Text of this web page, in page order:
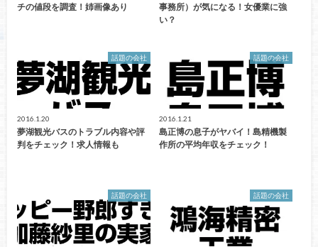
チの値段を調査！姉画像あり
事務所）が気になる！女優業に強
い？
話題の会社
2016.1.20
夢湖観光バスのトラブル内容や評
判をチェック！求人情報も
話題の会社
2016.1.21
島正博の息子がヤバイ！島精機製
作所の平均年収をチェック！
話題の会社 話題の会社